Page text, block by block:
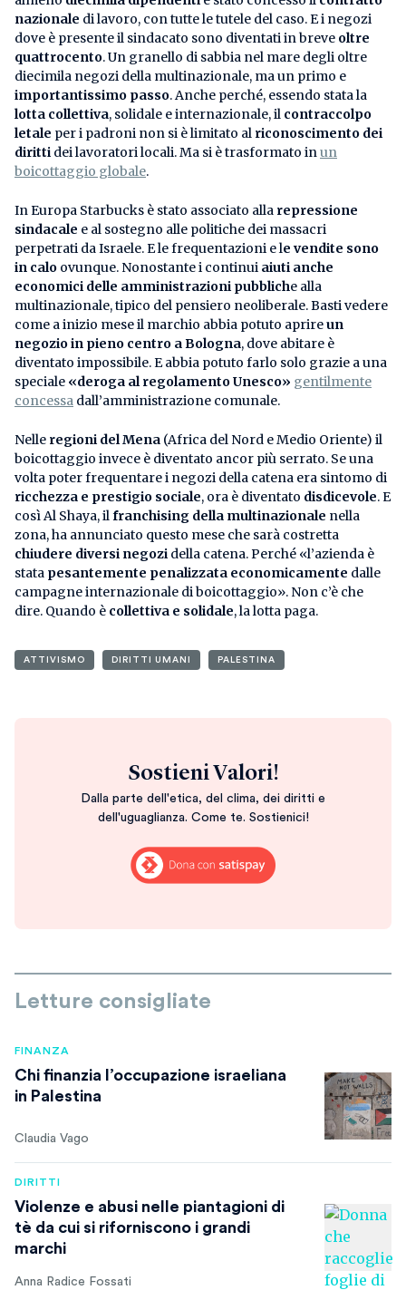
nazionale di lavoro, con tutte le tutele del caso. E i negozi
dove è presente il sindacato sono diventati in breve oltre
quattrocento. Un granello di sabbia nel mare degli oltre
diecimila negozi della multinazionale, ma un primo e
importantissimo passo. Anche perché, essendo stata la
lotta collettiva, solidale e internazionale, il contraccolpo
letale per i padroni non si è limitato al riconoscimento dei
diritti dei lavoratori locali. Ma si è trasformato in un
boicottaggio globale.
In Europa Starbucks è stato associato alla repressione
sindacale e al sostegno alle politiche dei massacri
perpetrati da Israele. E le frequentazioni e le vendite sono
in calo ovunque. Nonostante i continui aiuti anche
economici delle amministrazioni pubbliche alla
multinazionale, tipico del pensiero neoliberale. Basti vedere
come a inizio mese il marchio abbia potuto aprireun
negozio in pieno centro a Bologna, dove abitare è
diventato impossibile. E abbia potuto farlo solo grazie a una
speciale «deroga al regolamento Unesco» gentilmente
concessa dall’amministrazione comunale.
Nelle regioni del Mena (Africa del Nord e Medio Oriente) il
boicottaggio invece è diventato ancor più serrato. Se una
volta poter frequentare i negozi della catena era sintomo di
ricchezza e prestigio sociale, ora è diventato disdicevole. E
così Al Shaya, il franchising della multinazionale nella
zona, ha annunciato questo mese che sarà costretta
chiudere diversi negozi della catena. Perché «l’azienda è
stata pesantemente penalizzata economicamente dalle
campagne internazionale di boicottaggio». Non c’è che
dire. Quando è collettiva e solidale, la lotta paga.
ATTIVISMO DIRITTI UMANI PALESTINA
Sostieni Valori!
Dalla parte dell'etica, del clima, dei diritti e
dell'uguaglianza. Come te. Sostienici!
Letture consigliate
FINANZA
Chi finanzia l’occupazione israeliana
in Palestina
Claudia Vago
DIRITTI
Violenze e abusi nelle piantagioni di
tè da cui si riforniscono i grandi
marchi
Anna Radice Fossati